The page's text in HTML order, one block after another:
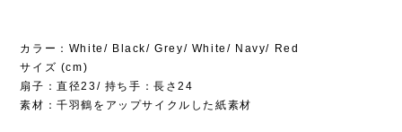
カラー：White/ Black/ Grey/ White/ Navy/ Red
サイズ (cm)
扇子：直径23/ 持ち手：長さ24
素材：千羽鶴をアップサイクルした紙素材